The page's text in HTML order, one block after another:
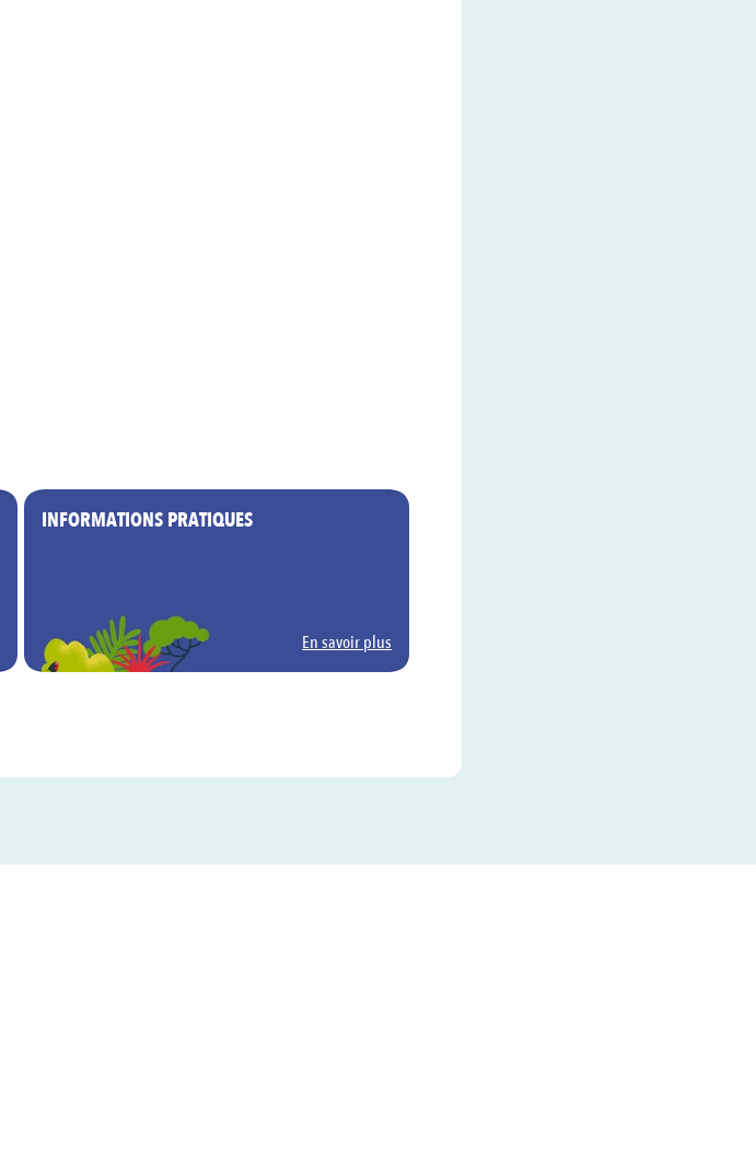
INFORMATIONS PRATIQUES
En savoir plus